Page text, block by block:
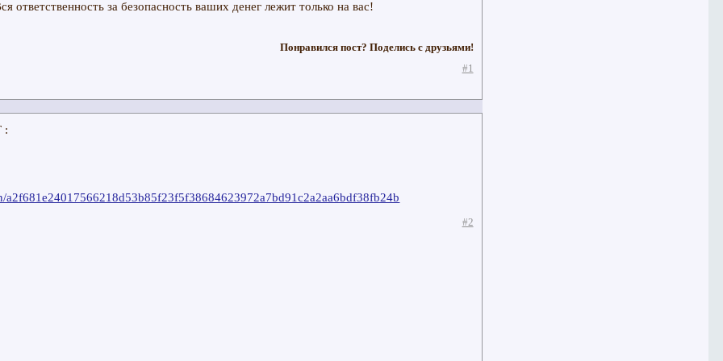
ответственность за безопасность ваших денег лежит только на вас!​
Понравился пост? Поделись с друзьями!
#1
:
a2f681e24017566218d53b85f23f5f38684623972a7bd91c2a2aa6bdf38fb24b
#2